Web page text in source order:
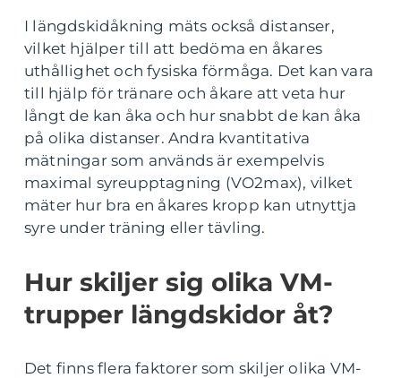
I längdskidåkning mäts också distanser,
vilket hjälper till att bedöma en åkares
uthållighet och fysiska förmåga. Det kan vara
till hjälp för tränare och åkare att veta hur
långt de kan åka och hur snabbt de kan åka
på olika distanser. Andra kvantitativa
mätningar som används är exempelvis
maximal syreupptagning (VO2max), vilket
mäter hur bra en åkares kropp kan utnyttja
syre under träning eller tävling.
Hur skiljer sig olika VM-
trupper längdskidor åt?
Det finns flera faktorer som skiljer olika VM-